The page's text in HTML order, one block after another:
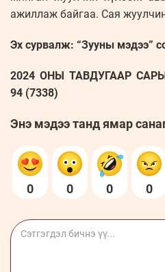
ажиллаж байгаа. Сая
Эх сурвалж: “Зууны мэдээ”
2024 ОНЫ ТАВДУГААР
94 (7338)
Энэ мэдээ танд ямар
0 0 0 0